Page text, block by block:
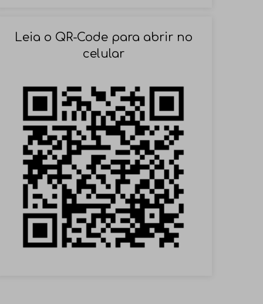
VOLTAR
Leia o QR-Code para abrir no
celular